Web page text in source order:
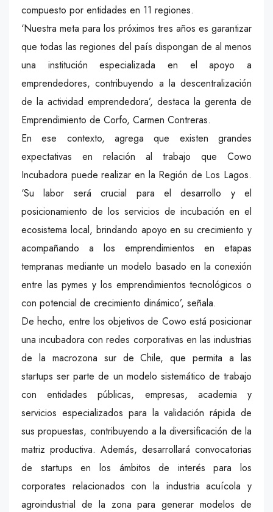
compuesto por entidades en 11 regiones.
‘Nuestra meta para los próximos tres años es garantizar
que todas las regiones del país dispongan de al menos
una institución especializada en el apoyo a
emprendedores, contribuyendo a la descentralización
de la actividad emprendedora’, destaca la gerenta de
Emprendimiento de Corfo, Carmen Contreras.
En ese contexto, agrega que existen grandes
expectativas en relación al trabajo que Cowo
Incubadora puede realizar en la Región de Los Lagos.
‘Su labor será crucial para el desarrollo y el
posicionamiento de los servicios de incubación en el
ecosistema local, brindando apoyo en su crecimiento y
acompañando a los emprendimientos en etapas
tempranas mediante un modelo basado en la conexión
entre las pymes y los emprendimientos tecnológicos o
con potencial de crecimiento dinámico’, señala.
De hecho, entre los objetivos de Cowo está posicionar
una incubadora con redes corporativas en las industrias
de la macrozona sur de Chile, que permita a las
startups ser parte de un modelo sistemático de trabajo
con entidades públicas, empresas, academia y
servicios especializados para la validación rápida de
sus propuestas, contribuyendo a la diversificación de la
matriz productiva. Además, desarrollará convocatorias
de startups en los ámbitos de interés para los
corporates relacionados con la industria acuícola y
agroindustrial de la zona para generar modelos de